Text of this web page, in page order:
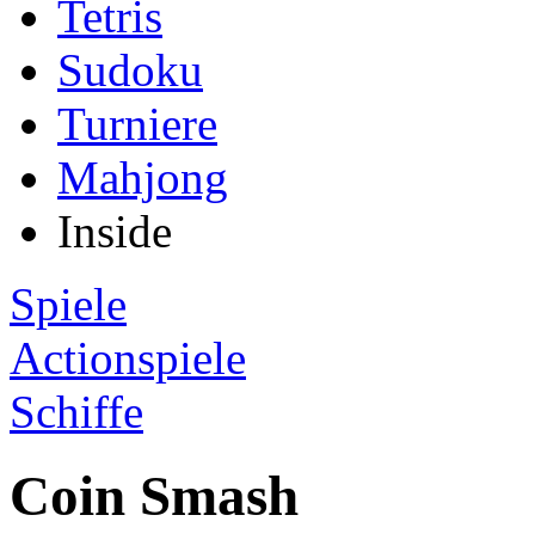
Tetris
Sudoku
Turniere
Mahjong
Inside
Spiele
Actionspiele
Schiffe
Coin Smash